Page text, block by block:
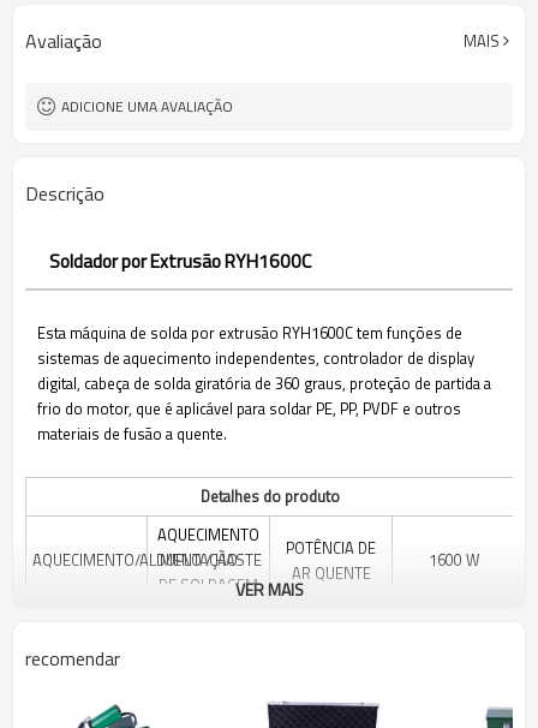
Avaliação MAIS
ADICIONE UMA AVALIAÇÃO
Descrição
Soldador por Extrusão RYH1600C
Esta máquina de solda por extrusão RYH1600C tem funções de
sistemas de aquecimento independentes, controlador de display
digital, cabeça de solda giratória de 360 graus, proteção de partida a
frio do motor, que é aplicável para soldar PE, PP, PVDF e outros
materiais de fusão a quente.
Detalhes do produto
AQUECIMENTO/ALIMENTAÇÃO
AQUECIMENTO
DUPLO / HASTE
DE SOLDAGEM
POTÊNCIA DE
AR QUENTE
1600 W
AQUECIMENTO
SOLDAGEM
VER MAIS
recomendar